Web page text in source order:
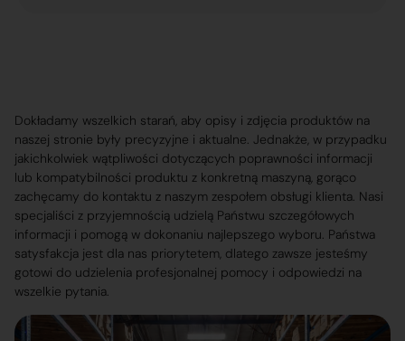
Dokładamy wszelkich starań, aby opisy i zdjęcia produktów na
naszej stronie były precyzyjne i aktualne. Jednakże, w przypadku
jakichkolwiek wątpliwości dotyczących poprawności informacji
lub kompatybilności produktu z konkretną maszyną, gorąco
zachęcamy do kontaktu z naszym zespołem obsługi klienta. Nasi
specjaliści z przyjemnością udzielą Państwu szczegółowych
informacji i pomogą w dokonaniu najlepszego wyboru. Państwa
satysfakcja jest dla nas priorytetem, dlatego zawsze jesteśmy
gotowi do udzielenia profesjonalnej pomocy i odpowiedzi na
wszelkie pytania.